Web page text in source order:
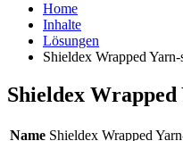
Home
Inhalte
Lösungen
Shieldex Wrapped Yarn-
Shieldex
Name Shieldex Wrapped